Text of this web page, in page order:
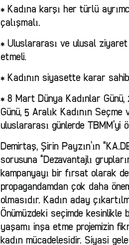
* Kadına karşı her türlü
çalışmalı.
* Uluslararası ve ulusal ziyaret
etmeli.
* Kadının siyasette karar
* 8 Mart Dünya Kadınlar
Günü, 5 Aralık Kadının
uluslararası günlerde TBMM’yi
Demirtaş, Şirin Payzın’ın
sorusuna “Dezavantajlı
kampanyayı bir fırsat olarak
propagandamdan çok daha
olmasıdır. Kadın aday
Önümüzdeki seçimde kesinlikle
yaşamı inşa etme projemizin
kadın mücadelesidir. Siyasi